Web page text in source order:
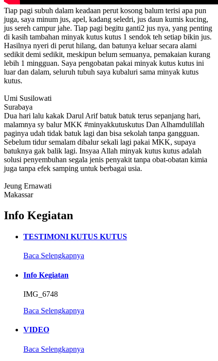
Tiap pagi subuh dalam keadaan perut kosong balum terisi apa pun
juga, saya minum jus, apel, kadang seledri, jus daun kumis kucing,
jus sereh campur jahe. Tiap pagi begitu ganti2 jus nya, yang penting
di kasih tambahan minyak kutus kutus 1 sendok teh setiap bikin jus.
Hasilnya nyeri di perut hilang, dan batunya keluar secara alami
sedikit demi sedikit, meskipun belum semuanya, pemakaian kurang
lebih 1 mingguan. Saya pengobatan pakai minyak kutus kutus ini
luar dan dalam, seluruh tubuh saya kubaluri sama minyak kutus
kutus.
Umi Susilowati
Surabaya
Dua hari lalu kakak Darul Arif batuk batuk terus sepanjang hari,
malamnya sy balur MKK #minyakkutuskutus Dan Alhamdulillah
paginya udah tidak batuk lagi dan bisa sekolah tanpa gangguan.
Sebelum tidur semalam dibalur sekali lagi pakai MKK, supaya
batuknya gak balik lagi. Insyaa Allah minyak kutus kutus adalah
solusi penyembuhan segala jenis penyakit tanpa obat-obatan kimia
juga tanpa efek samping untuk berbagai usia.
Jeung Ernawati
Makassar
Info Kegiatan
TESTIMONI KUTUS KUTUS
Baca Selengkapnya
Info Kegiatan
IMG_6748
Baca Selengkapnya
VIDEO
Baca Selengkapnya